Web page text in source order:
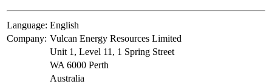
Language: English
Company: Vulcan Energy Resources Limited
Unit 1, Level 11, 1 Spring Street
WA 6000 Perth
Australia